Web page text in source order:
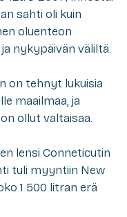
sahti oli kuin
oluenteon
nykypäivän väliltä.
on tehnyt lukuisia
maailmaa, ja
ollut valtaisaa.
lensi Conneticutin
tuli myyntiin New
1 500 litran erä